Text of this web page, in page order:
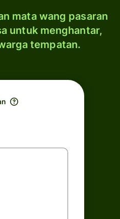
mata wang pasaran
untuk menghantar,
tempatan.